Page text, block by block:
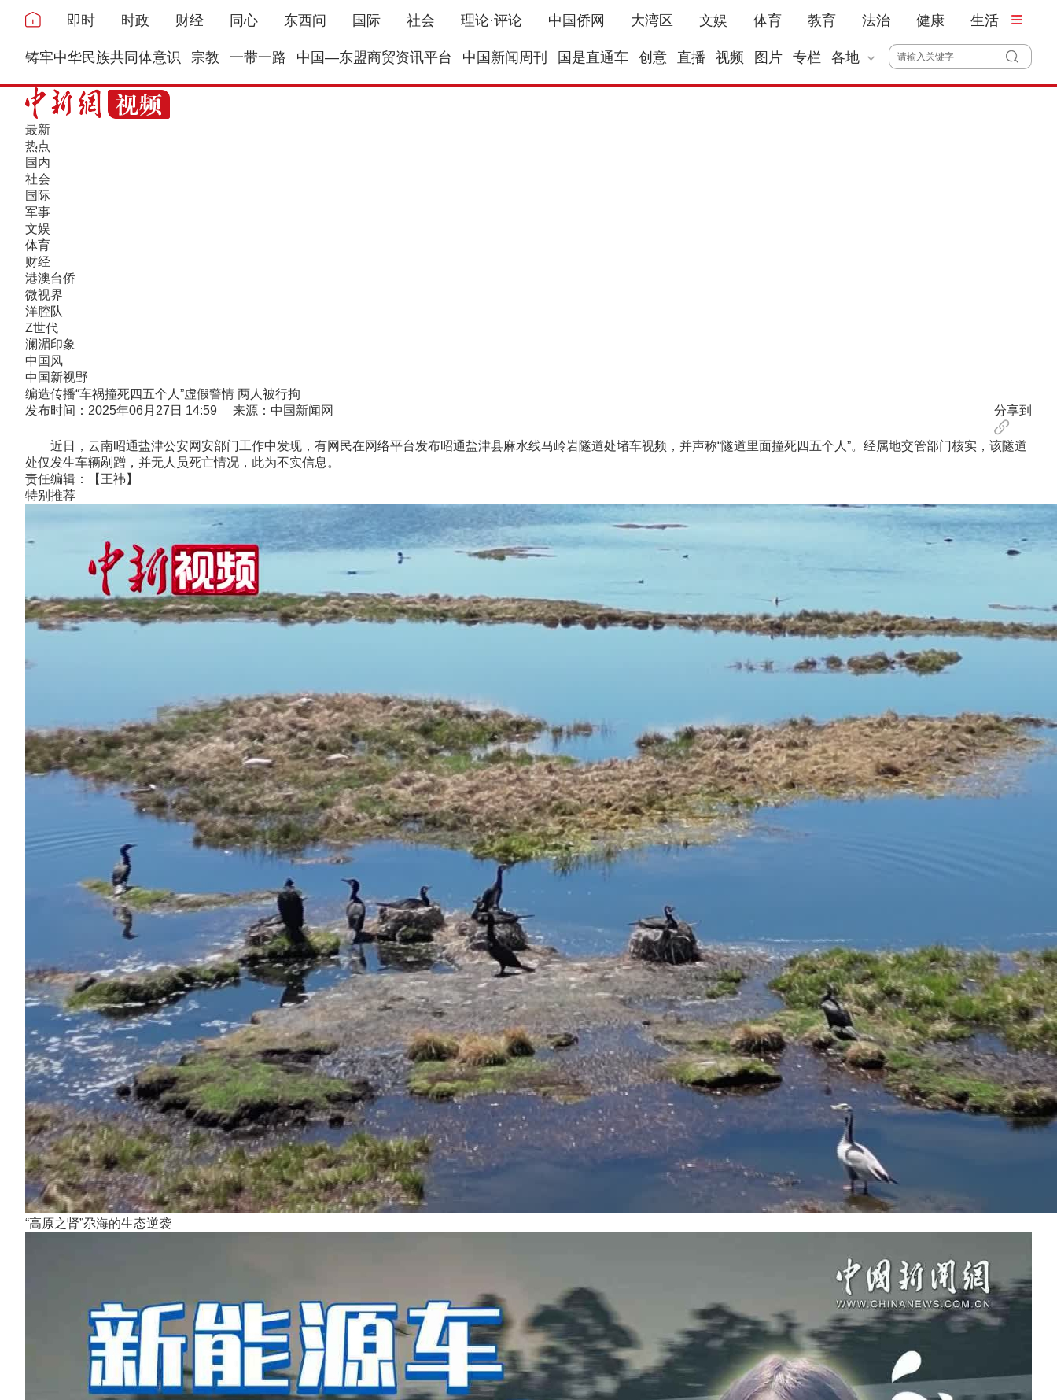
即时 时政 财经 同心 东西问 国际 社会 理论·评论 中国侨网 大湾区 文娱 体育 教育 法治 健康 生活
铸牢中华民族共同体意识 宗教 一带一路 中国—东盟商贸资讯平台 中国新闻周刊 国是直通车 创意 直播 视频 图片 专栏 各地
最新
热点
国内
社会
国际
军事
文娱
体育
财经
港澳台侨
微视界
洋腔队
Z世代
澜湄印象
中国风
中国新视野
编造传播“车祸撞死四五个人”虚假警情 两人被行拘
发布时间：2025年06月27日 14:59 来源：中国新闻网
分享到
近日，云南昭通盐津公安网安部门工作中发现，有网民在网络平台发布昭通盐津县麻水线马岭岩隧道处堵车视频，并声称“隧道里面撞死四五个人”。经属地交管部门核实，该隧道
处仅发生车辆剐蹭，并无人员死亡情况，此为不实信息。
责任编辑：【王祎】
特别推荐
“高原之肾”尕海的生态逆袭